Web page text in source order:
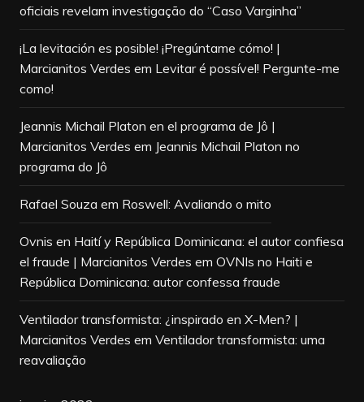
oficiais revelam investigação do “Caso Varginha”
¡La levitación es posible! ¡Pregúntame cómo! |
Marcianitos Verdes em Levitar é possível! Pergunte-me
como!
Jeannis Michail Platon en el programa de Jô |
Marcianitos Verdes em Jeannis Michail Platon no
programa do Jô
Rafael Souza em Roswell: Avaliando o mito
Ovnis en Haití y República Dominicana: el autor confiesa
el fraude | Marcianitos Verdes em OVNIs no Haiti e
República Dominicana: autor confessa fraude
Ventilador transformista: ¿inspirado en X-Men? |
Marcianitos Verdes em Ventilador transformista: uma
reavaliação